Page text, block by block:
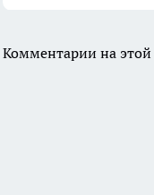
Комментарии на